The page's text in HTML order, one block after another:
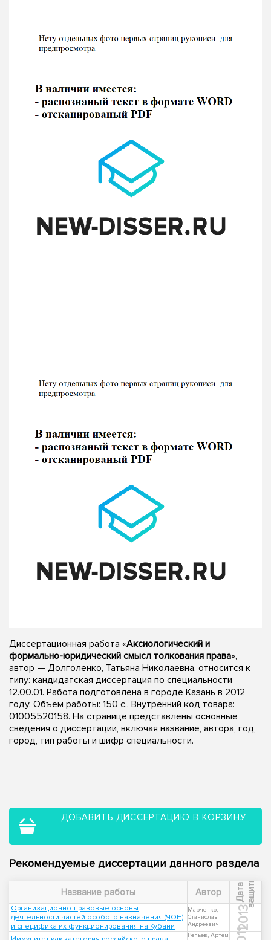
Диссертационная работа «Аксиологический и
формально-юридический смысл толкования права»,
автор — Долголенко, Татьяна Николаевна, относится к
типу: кандидатская диссертация по специальности
12.00.01. Работа подготовлена в городе Казань в 2012
году. Объем работы: 150 с.. Внутренний код товара:
01005520158. На странице представлены основные
сведения о диссертации, включая название, автора, год,
город, тип работы и шифр специальности.
ДОБАВИТЬ ДИССЕРТАЦИЮ В КОРЗИНУ
Рекомендуемые диссертации данного раздела
Название работы Автор Д
а
т
а
з
а
щ
и
т ы
Организационно-правовые основы
деятельности частей особого назначения (ЧОН)
и специфика их функционирования на Кубани
Марченко,
Станислав
Андреевич
2013
Репьев, Артем